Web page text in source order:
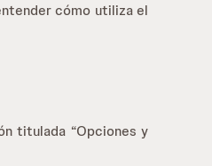
cómo utiliza el
titulada “Opciones y